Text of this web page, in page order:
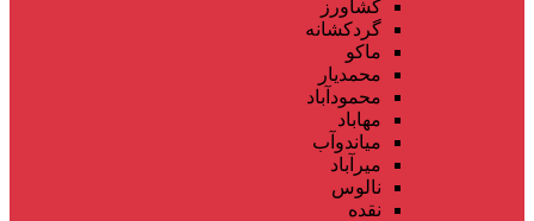
کشاورز
گردکشانه
ماکو
محمدیار
محمودآباد
مهاباد
میاندوآب
میرآباد
نالوس
نقده